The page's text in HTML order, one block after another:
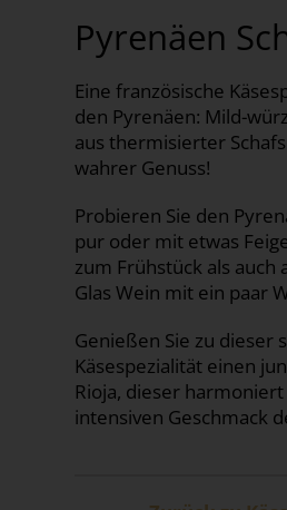
Pyrenäen
Eine französische
den Pyrenäen: Mild-
aus thermisierter
wahrer Genuss!
Probieren Sie den
pur oder mit etwas
zum Frühstück als auch
Glas Wein mit ein paar
Genießen Sie zu dieser
Käsespezialität einen
Rioja, dieser
intensiven Geschmack